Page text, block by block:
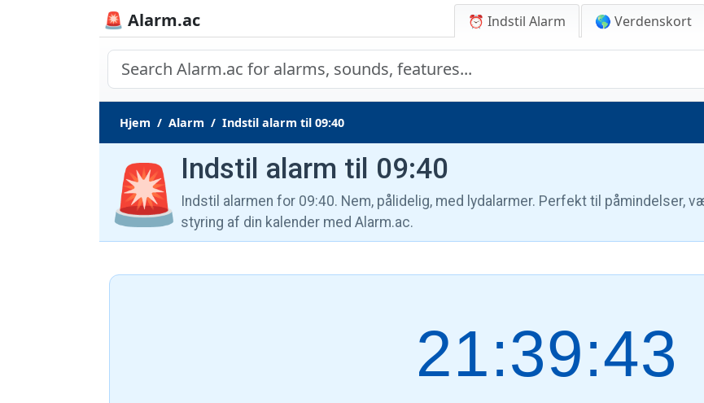
🚨 Alarm.ac ⏰ Indstil Alarm 🌎 Verdenskort
Hjem Alarm Indstil alarm til 09:40
🚨 Indstil alarm til 09:40
Indstil alarmen for 09:40. Nem, pålidelig, med lydalarmer. Perfekt til påmindelser,
styring af din kalender med Alarm.ac.
21:39:44